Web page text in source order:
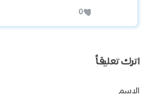
0
اترك تعليقاً
الاسم